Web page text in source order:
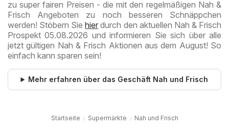
zu super fairen Preisen - die mit den regelmäßigen Nah &
Frisch Angeboten zu noch besseren Schnäppchen
werden! Stöbern Siehier durch den aktuellen Nah & Frisch
Prospekt 05.08.2026 und informieren Sie sich über alle
jetzt gültigen Nah & Frisch Aktionen aus dem August! So
einfach kann sparen sein!
Mehr erfahren über das Geschäft Nah und Frisch
Startseite Supermärkte Nah und Frisch